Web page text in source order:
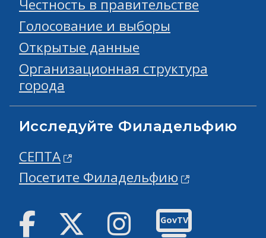
Честность в правительстве
Голосование и выборы
Открытые данные
Организационная структура
города
Исследуйте Филадельфию
СЕПТА
Посетите Филадельфию
Facebook Твиттер инстаграм
GovTV